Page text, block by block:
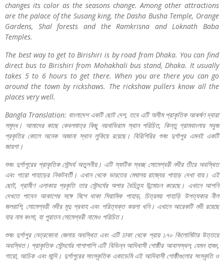
changes its color as the seasons change. Among other attractions
are the palace of the Susang king, the Dasha Busha Temple, Orange
Gardens, Shal forests and the Ramkrisna and Loknath Baba
Temples.
The best way to get to Birishiri is by road from Dhaka. You can find
direct bus to Birishiri from Mohakhali bus stand, Dhaka. It usually
takes 5 to 6 hours to get there. When you are there you can go
around the town by rickshaws. The rickshaw pullers know all the
places very well.
Bangla Translation: বাংলাদেশ একটি ছোট দেশ, তবে এটি অসীম প্রাকৃতিক আকর্ষণ দ্বারা
সমৃদ্ধ। আমাদের কাছে কেবলমাত্র কিছু নয়নাভিরাম স্থান পরিচিত, কিন্তু গ্রামবাংলার সবুজ
প্রকৃতির কোলে অনেক অজানা স্থান লুকিয়ে রয়েছে। বিরিশিরির শুষং দুর্গাপুর এমনই একটি
জায়গা।
শুষং দুর্গাপুরের প্রাকৃতিক সৌন্দর্য অতুলনীয়। এটি স্ফটিক স্বচ্ছ সোমেশ্বরী নদীর তীরে অবস্থিত
এবং গারো পাহাড়ের নিকটবর্তী। এখান থেকে ভারতের মেঘালয় রাজ্যের পাহাড় দেখা যায়। এই
ছোট, গ্রামীণ এলাকায় প্রকৃতি তার সৌন্দর্যের অপার বৈচিত্র্য উন্মোচন করেছে। এখানে আপনি
দেখতে পাবেন আকাশের সঙ্গে মিশে থাকা সিরামিক পাহাড়, চিত্রময় পাহাড়ি উপত্যকার নীল
জলরাশি, সোমেশ্বরী নদীর মৃদু প্রবাহ এবং পরিত্যক্ত কয়লা খনি। এখানে আরেকটি নদী রয়েছে
যার নাম কংসা, যা পুরাতন সোমেশ্বরী নামেও পরিচিত।
শুষং দুর্গাপুর নেত্রকোনা জেলায় অবস্থিত এবং এটি ঢাকা থেকে প্রায় ১৭০ কিলোমিটার উত্তরে
অবস্থিত। প্রাকৃতিক সৌন্দর্যের পাশাপাশি এটি বিভিন্ন আদিবাসী গোষ্ঠীর আবাসস্থল, যেমন হাজং,
গারো, আচিক এবং মান্দি। দুর্গাপুরের সাংস্কৃতিক একাডেমি এই আদিবাসী গোষ্ঠীগুলোর সংস্কৃতি ও